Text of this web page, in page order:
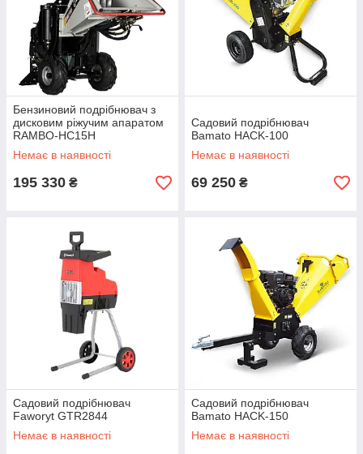
Бензиновий подрібнювач з
дисковим ріжучим апаратом
RAMBO-HC15H
Немає в наявності
195 330 ₴
Садовий подрібнювач
Bamato HACK-100
Немає в наявності
69 250 ₴
Садовий подрібнювач
Faworyt GTR2844
Немає в наявності
Садовий подрібнювач
Bamato HACK-150
Немає в наявності